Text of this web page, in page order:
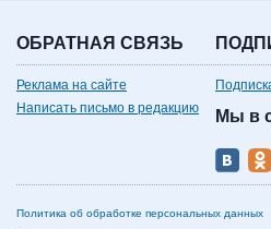
ОБРАТНАЯ СВЯЗЬ
Реклама на сайте
Написать письмо в редакцию
Мы в
Политика об обработке персональных данных